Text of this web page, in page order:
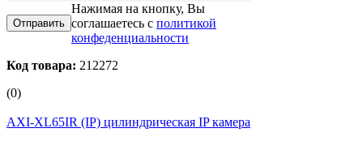
Нажимая на кнопку, Вы
соглашаетесь с политикой
конфеденциальности
Код товара: 212272
(0)
AXI-XL65IR (IP) цилиндрическая IP камера